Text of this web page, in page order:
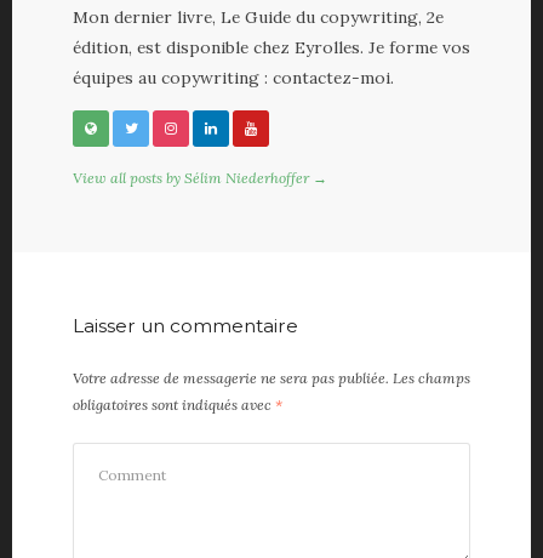
Mon dernier livre, Le Guide du copywriting, 2e
édition, est disponible chez Eyrolles. Je forme vos
équipes au copywriting : contactez-moi.
View all posts by Sélim Niederhoffer →
Laisser un commentaire
Votre adresse de messagerie ne sera pas publiée. Les champs
obligatoires sont indiqués avec *